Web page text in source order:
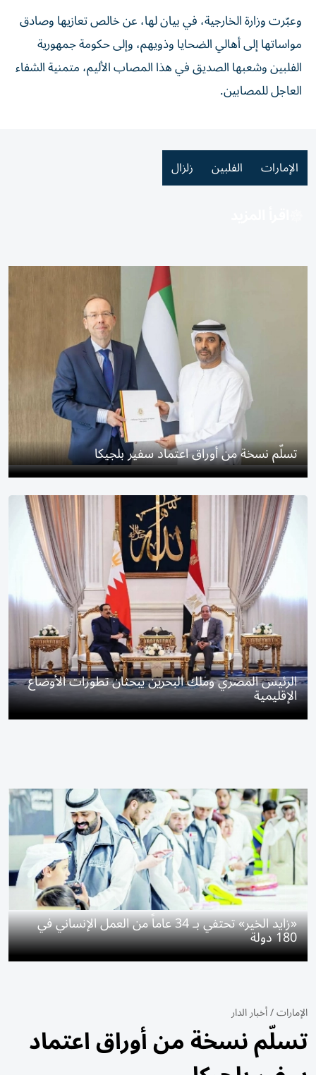
وعبّرت وزارة الخارجية، في بيان لها، عن خالص تعازيها وصادق
مواساتها إلى أهالي الضحايا وذويهم، وإلى حكومة جمهورية
الفلبين وشعبها الصديق في هذا المصاب الأليم، متمنية الشفاء
العاجل للمصابين.
الإمارات الفلبين زلزال
تسلّم نسخة من أوراق اعتماد سفير بلجيكا
الرئيس المصري وملك البحرين يبحثان تطورات الأوضاع
الإقليمية
«زايد الخير» تحتفي بـ 34 عاماً من العمل الإنساني في
180 دولة
الإمارات/أخبار الدار
تسلّم نسخة من أوراق اعتماد